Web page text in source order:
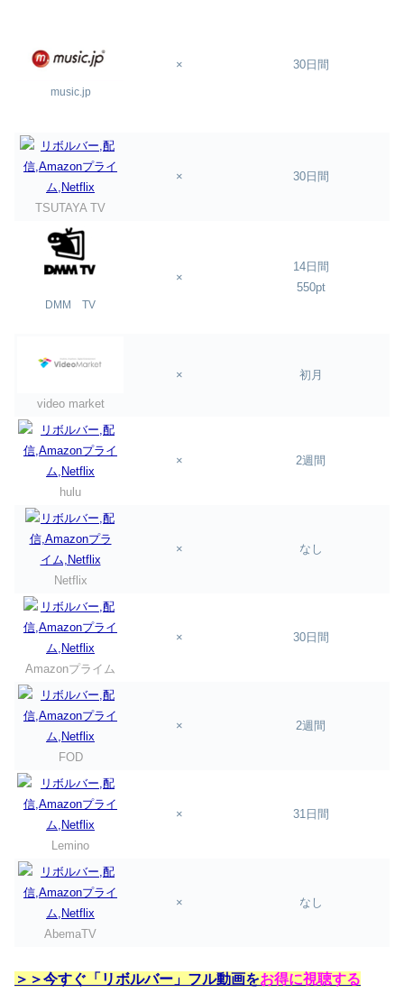
music.jp
× 30日間
TSUTAYA TV
× 30日間
DMM TV
×
14日間
550pt
video market
× 初月
hulu
× 2週間
Netflix
× なし
Amazonプライム
× 30日間
FOD
× 2週間
Lemino
× 31日間
AbemaTV
× なし
＞＞今すぐ「リボルバー」フル動画をお得に視聴する